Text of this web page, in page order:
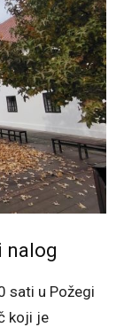
nalog
sati u Požegi
koji je